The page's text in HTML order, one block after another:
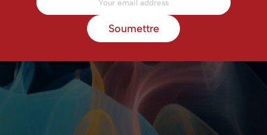
Soumettre